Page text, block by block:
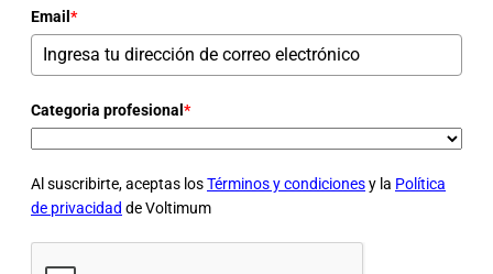
Email *
Categoria profesional *
Al suscribirte, aceptas losTérminos y condicionesy la Política
de privacidad de Voltimum